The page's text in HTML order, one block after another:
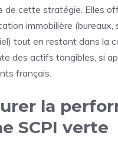
de cette stratégie. Elles
immobilière (bureaux,
tout en restant dans la
des actifs tangibles, si
français.
la
SCPI verte